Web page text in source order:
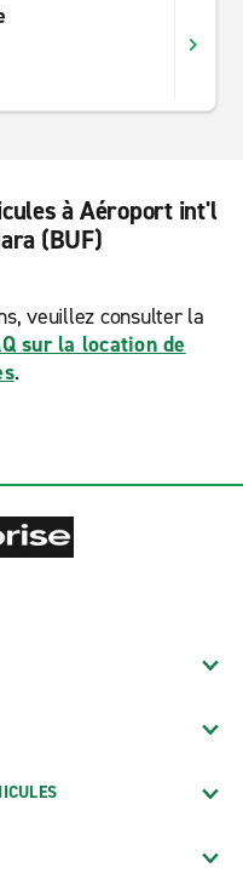
à Aéroport int'l
(BUF)
veuillez consulter la
sur la location de
.